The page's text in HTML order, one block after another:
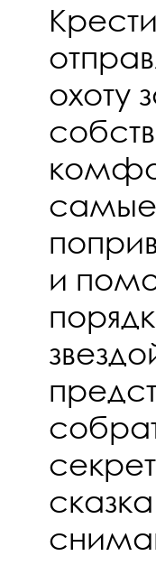
охоту
самые
и